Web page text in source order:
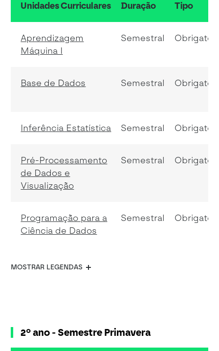
resumo do conteudo da tabela
Unidades Curriculares Duração Tipo
Aprendizagem
Máquina I
Semestral
Base de Dados Semestral
Inferência Estatística Semestral
Pré-Processamento
de Dados e
Visualização
Semestral
Programação para a
Ciência de Dados
Semestral
MOSTRAR LEGENDAS
2º ano - Semestre Primavera